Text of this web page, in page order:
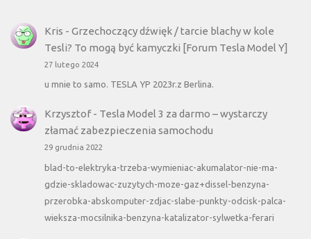
Kris - Grzechoczący dźwięk / tarcie blachy w kole
Tesli? To mogą być kamyczki [Forum Tesla Model Y]
27 lutego 2024
u mnie to samo. TESLA YP 2023r.z Berlina.
Krzysztof- Tesla Model 3 za darmo – wystarczy
złamać zabezpieczenia samochodu
29 grudnia 2022
blad-to-elektryka-trzeba-wymieniac-akumalator-nie-ma-
gdzie-skladowac-zuzytych-moze-gaz+dissel-benzyna-
przerobka-abskomputer-zdjac-slabe-punkty-odcisk-palca-
wieksza-mocsilnika-benzyna-katalizator-sylwetka-ferari